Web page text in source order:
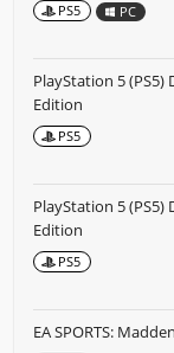
PS5 PC
PlayStation 5
Edition
PS5
PlayStation 5
Edition
PS5
EA SPORTS: